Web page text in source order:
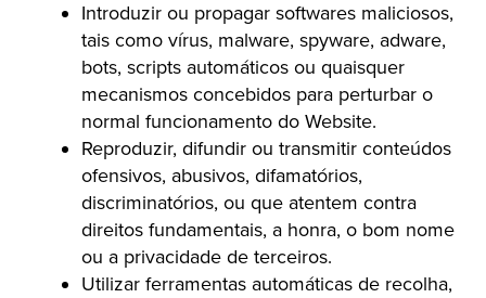
Introduzir ou propagar softwares maliciosos,
tais como vírus, malware, spyware, adware,
bots, scripts automáticos ou quaisquer
mecanismos concebidos para perturbar o
normal funcionamento do Website.
Reproduzir, difundir ou transmitir conteúdos
ofensivos, abusivos, difamatórios,
discriminatórios, ou que atentem contra
direitos fundamentais, a honra, o bom nome
ou a privacidade de terceiros.
Utilizar ferramentas automáticas de recolha,